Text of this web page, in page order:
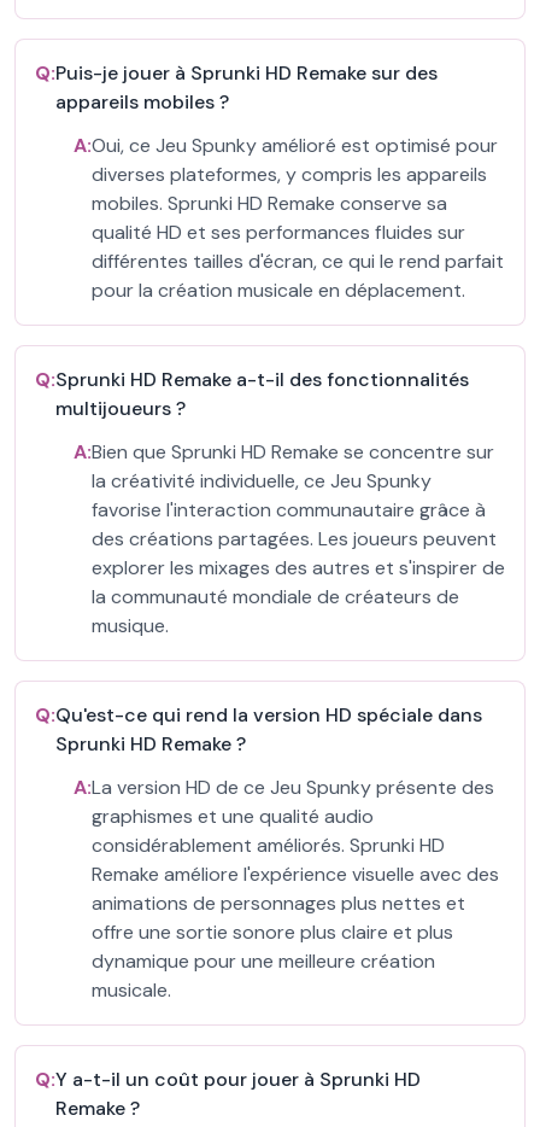
Q:Puis-je jouer à Sprunki HD Remake sur des
appareils mobiles ?
A:Oui, ce Jeu Spunky amélioré est optimisé pour
diverses plateformes, y compris les appareils
mobiles. Sprunki HD Remake conserve sa
qualité HD et ses performances fluides sur
différentes tailles d'écran, ce qui le rend parfait
pour la création musicale en déplacement.
Q:Sprunki HD Remake a-t-il des fonctionnalités
multijoueurs ?
A:Bien que Sprunki HD Remake se concentre sur
la créativité individuelle, ce Jeu Spunky
favorise l'interaction communautaire grâce à
des créations partagées. Les joueurs peuvent
explorer les mixages des autres et s'inspirer de
la communauté mondiale de créateurs de
musique.
Q:Qu'est-ce qui rend la version HD spéciale dans
Sprunki HD Remake ?
A:La version HD de ce Jeu Spunky présente des
graphismes et une qualité audio
considérablement améliorés. Sprunki HD
Remake améliore l'expérience visuelle avec des
animations de personnages plus nettes et
offre une sortie sonore plus claire et plus
dynamique pour une meilleure création
musicale.
Q:Y a-t-il un coût pour jouer à Sprunki HD
Remake ?